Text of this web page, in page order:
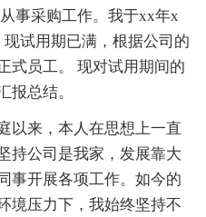
事采购工作。我于xx年x
试用期已满，根据公司的
式员工。 现对试用期间的
报总结。
以来，本人在思想上一直
持公司是我家，发展靠大
事开展各项工作。如今的
境压力下，我始终坚持不